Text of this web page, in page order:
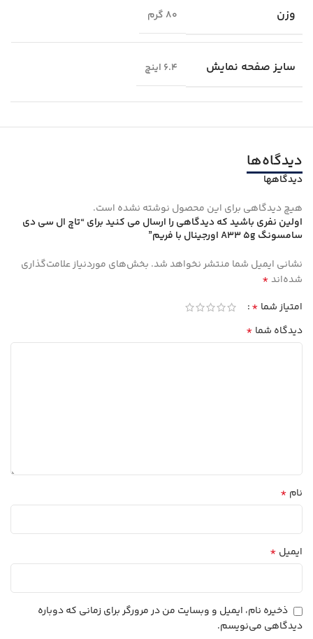
وزن 80 گرم
سایز صفحه نمایش 6.4 اینچ
دیدگاه‌ها
دیدگاهها
هیچ دیدگاهی برای این محصول نوشته نشده است.
اولین نفری باشید که دیدگاهی را ارسال می کنید برای “تاچ ال سی دی
سامسونگ A33 5g اورجینال با فریم”
نشانی ایمیل شما منتشر نخواهد شد. بخش‌های موردنیاز علامت‌گذاری
شده‌اند*
امتیاز شما *
دیدگاه شما *
نام *
ایمیل *
ذخیره نام، ایمیل و وبسایت من در مرورگر برای زمانی که دوباره
دیدگاهی می‌نویسم.